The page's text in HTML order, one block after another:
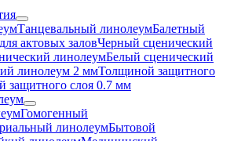
Танцевальный линолеумБалетный
актовых заловЧерный сценический
линолеумБелый сценический
линолеум 2 ммТолщиной защитного
защитного слоя 0.7 мм
Гомогенный
линолеумБытовой